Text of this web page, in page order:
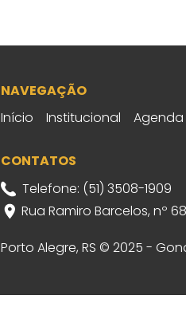
NAVEGAÇÃO
Início
Institucional Agenda
CONTATOS
Telefone: (51) 3508-1909
Rua Ramiro Barcelos, nº
Porto Alegre, RS © 2025 -